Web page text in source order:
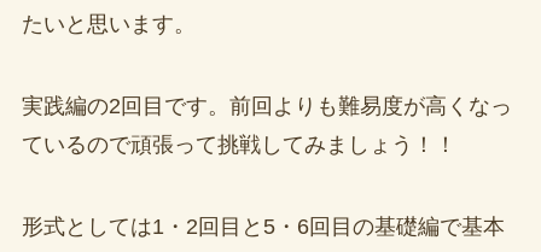
たいと思います。
実践編の2回目です。前回よりも難易度が高くなっ
ているので頑張って挑戦してみましょう！！
形式としては1・2回目と5・6回目の基礎編で基本